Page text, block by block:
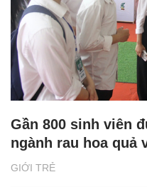
GIỚI TRẺ
Gần 800 sinh viên
ngành rau hoa quả